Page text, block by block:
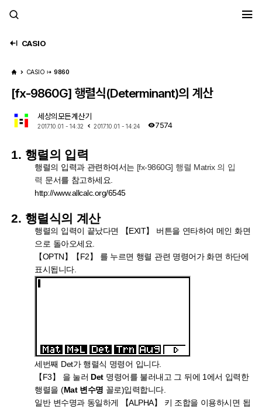
CASIO
CASIO 9860
[fx-9860G] 행렬식(Determinant)의 계산
세상의모든계산기
2017.10.01 - 14:32 2017.10.01 - 14:24 7574
1. 행렬의 입력
행렬의 입력과 관련하여서는 [fx-9860G] 행렬 Matrix 의 입
력 문서를 참고하세요.
http://www.allcalc.org/6545
2. 행렬식의 계산
행렬의 입력이 끝났다면 【EXIT】 버튼을 연타하여 메인 화면
으로 돌아오세요.
【OPTN】
【F2】 를 누르면 행렬 관련 명령어가 화면 하단에
표시됩니다.
세번째 Det가 행렬식 명령어 입니다.
【F3】 을 눌러 Det명령어를 불러내고 그 뒤에 1에서 입력한
행렬을 (Mat 변수명 꼴로)입력합니다.
일반 변수명과 동일하게 【ALPHA】 키 조합을 이용하시면 됩